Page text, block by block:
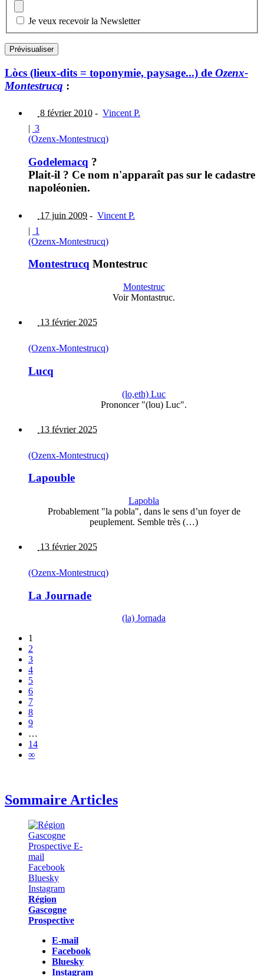
Je veux recevoir la Newsletter
Lòcs (lieux-dits = toponymie, paysage...) de Ozenx-
Montestrucq :
8 février 2010 - Vincent P.
| 3
(Ozenx-Montestrucq)
Godelemacq ?
Plait-il ? Ce nom n'apparaît pas sur le cadastre
napoléonien.
17 juin 2009 - Vincent P.
| 1
(Ozenx-Montestrucq)
Montestrucq Montestruc
Montestruc
Voir Montastruc.
13 février 2025
(Ozenx-Montestrucq)
Lucq
(lo,eth) Luc
Prononcer "(lou) Luc".
13 février 2025
(Ozenx-Montestrucq)
Lapouble
Lapobla
Probablement "la pobla", dans le sens d’un foyer de
peuplement. Semble très (…)
13 février 2025
(Ozenx-Montestrucq)
La Journade
(la) Jornada
1
2
3
4
5
6
7
8
9
…
14
∞
Sommaire Articles
Région
Gascogne
Prospective
E-mail
Facebook
Bluesky
Instagram